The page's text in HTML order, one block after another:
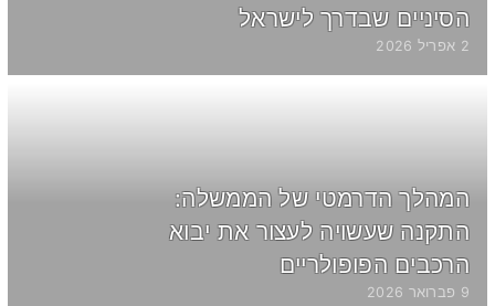
הסיניים שבדרך לישראל
2 אפריל 2026
המהלך הדרמטי של הממשלה:
התקנה שעשויה לעצור את יבוא
הרכבים הפופולריים
9 פברואר 2026